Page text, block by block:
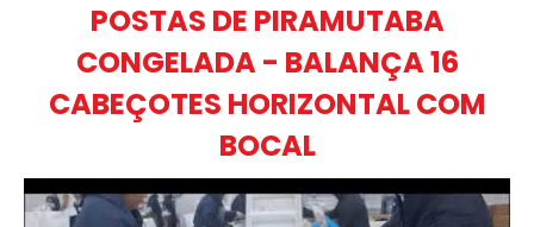
POSTAS DE PIRAMUTABA
CONGELADA - BALANÇA 16
CABEÇOTES HORIZONTAL COM
BOCAL